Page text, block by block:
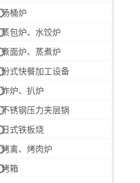
汤桶炉
蒸包炉、水饺炉
煮面炉、蒸煮炉
份式快餐加工设备
炸炉、扒炉
不锈钢压力夹层锅
日式铁板烧
烤禽、烤肉炉
烤箱